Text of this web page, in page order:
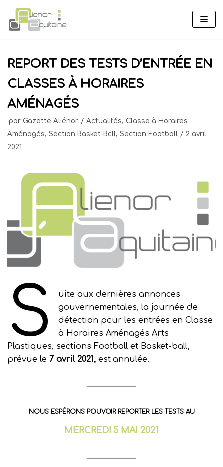
Aller
au
REPORT DES TESTS D’ENTRÉE EN
CLASSES À HORAIRES
AMÉNAGÉS
par Gazette Aliénor Actualités, Classe à Horaires
Aménagés, Section Basket-Ball, Section Football
2 avril
2021
S
uite aux dernières annonces
gouvernementales, la journée de
détection pour les entrées en Classe
à Horaires Aménagés Arts
Plastiques, sections Football et Basket-ball,
prévue le 7 avril 2021, est annulée.
NOUS ESPÉRONS POUVOIR REPORTER LES TESTS AU
MERCREDI 5 MAI 2021